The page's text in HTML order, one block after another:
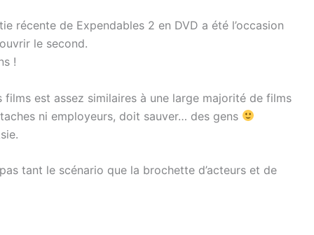
récente de Expendables 2 en DVD a été l’occasion
le second.
!
est assez similaires à une large majorité de films
ni employeurs, doit sauver… des gens
tant le scénario que la brochette d’acteurs et de